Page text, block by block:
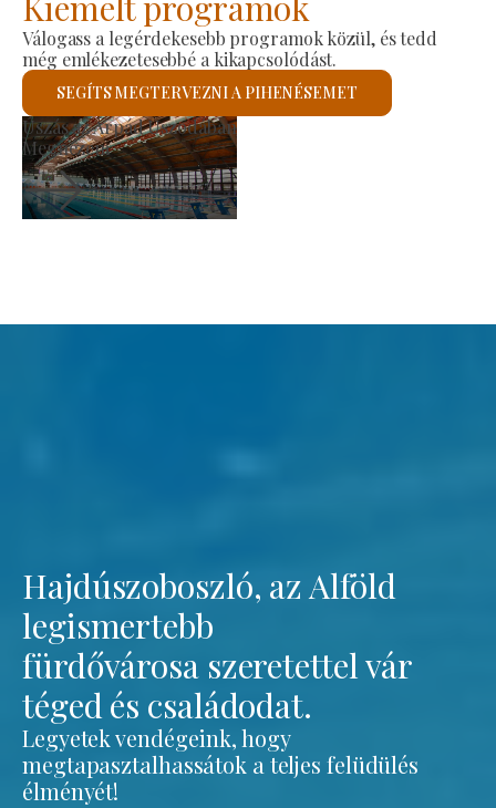
Válogass a legérdekesebb programok közül, és tedd
még emlékezetesebbé a kikapcsolódást.
SEGÍTS MEGTERVEZNI A PIHENÉSEMET
Hajdúszoboszló, az Alföld
legismertebb
fürdővárosa szeretettel vár
téged és családodat.
Legyetek vendégeink, hogy
megtapasztalhassátok a teljes felüdülés
élményét!